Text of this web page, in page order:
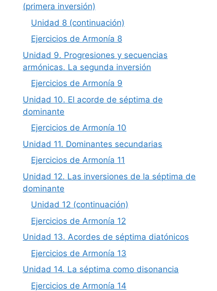
(primera inversión)
Unidad 8 (continuación)
Ejercicios de Armonía 8
Unidad 9. Progresiones y secuencias
armónicas. La segunda inversión
Ejercicios de Armonía 9
Unidad 10. El acorde de séptima de
dominante
Ejercicios de Armonía 10
Unidad 11. Dominantes secundarias
Ejercicios de Armonía 11
Unidad 12. Las inversiones de la séptima de
dominante
Unidad 12 (continuación)
Ejercicios de Armonía 12
Unidad 13. Acordes de séptima diatónicos
Ejercicios de Armonía 13
Unidad 14. La séptima como disonancia
Ejercicios de Armonía 14